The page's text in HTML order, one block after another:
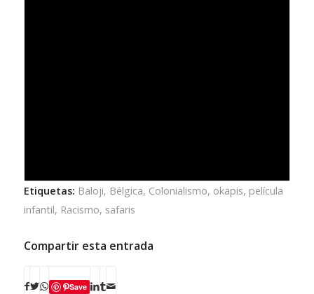
Etiquetas: Baloji, Bélgica, Colonialismo, okapis, película
infantil, Racismo, safaris
Compartir esta entrada
Save